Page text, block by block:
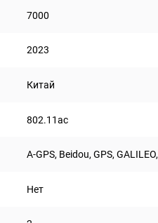
7000
2023
Китай
802.11ac
A-GPS, Beidou, GPS,
Нет